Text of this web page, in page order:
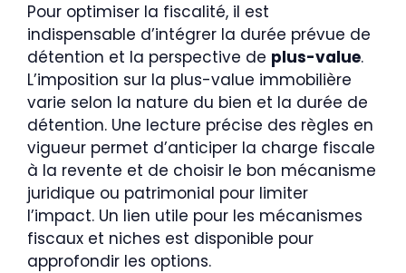
Pour optimiser la fiscalité, il est
indispensable d’intégrer la durée prévue de
détention et la perspective de plus-value.
L’imposition sur la plus-value immobilière
varie selon la nature du bien et la durée de
détention. Une lecture précise des règles en
vigueur permet d’anticiper la charge fiscale
à la revente et de choisir le bon mécanisme
juridique ou patrimonial pour limiter
l’impact. Un lien utile pour les mécanismes
fiscaux et niches est disponible pour
approfondir les options.